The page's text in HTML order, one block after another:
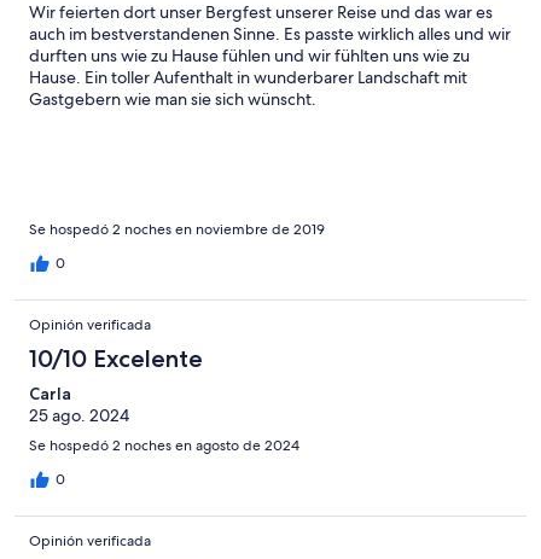
Wir feierten dort unser Bergfest unserer Reise und das war es
auch im bestverstandenen Sinne. Es passte wirklich alles und wir
durften uns wie zu Hause fühlen und wir fühlten uns wie zu
Hause. Ein toller Aufenthalt in wunderbarer Landschaft mit
Gastgebern wie man sie sich wünscht.
Se hospedó 2 noches en noviembre de 2019
0
Opinión verificada
10/10 Excelente
Carla
25 ago. 2024
Se hospedó 2 noches en agosto de 2024
0
Opinión verificada